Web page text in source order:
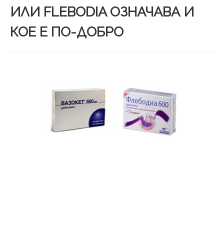
ИЛИ FLEBODIA ОЗНАЧАВА И
КОЕ Е ПО-ДОБРО